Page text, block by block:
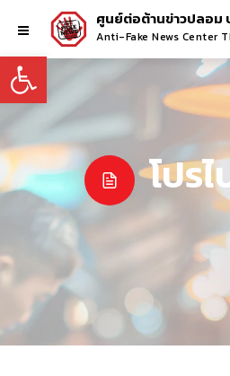
Open toolbar
ศูนย์ต่อต้านข่าวปลอม
Anti-Fake News Center
โปร